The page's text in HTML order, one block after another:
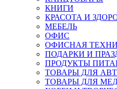
КНИГИ
КРАСОТА И
МЕБЕЛЬ
ОФИС
ОФИСНАЯ
ПОДАРКИ И
ПРОДУКТЫ
ТОВАРЫ ДЛЯ
ТОВАРЫ ДЛЯ